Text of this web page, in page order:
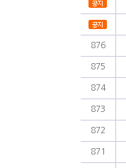
876
875
874
873
872
871